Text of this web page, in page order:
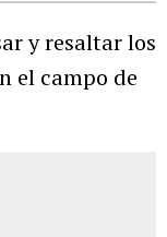
y resaltar los
el campo de